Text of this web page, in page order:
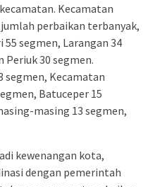
Kecamatan
perbaikan terbanyak,
55 segmen, Larangan 34
Periuk 30 segmen.
segmen, Kecamatan
Batuceper 15
masing 13 segmen,
kewenangan kota,
dengan pemerintah